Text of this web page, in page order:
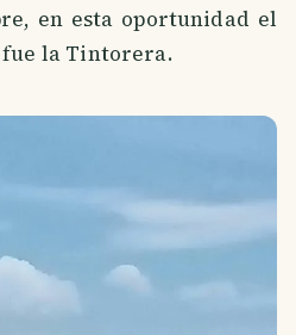
en esta oportunidad el
fue la Tintorera.